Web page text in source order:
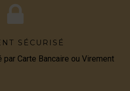
SÉCURISÉ
Carte Bancaire ou Virement